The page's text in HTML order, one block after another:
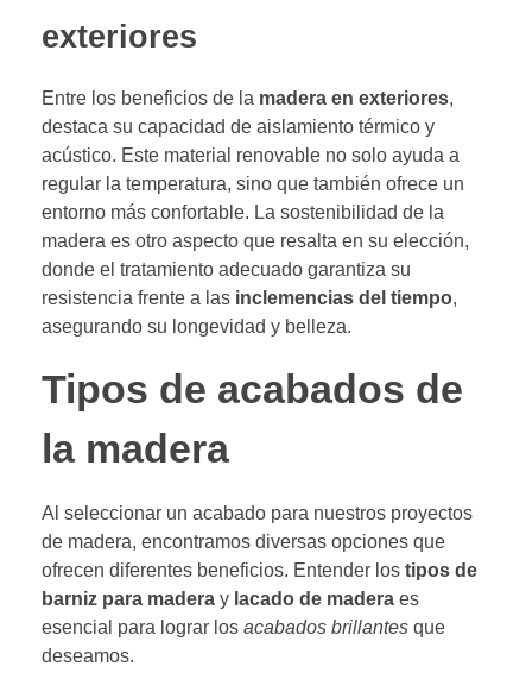
exteriores
Entre los beneficios de la madera en exteriores,
destaca su capacidad de aislamiento térmico y
acústico. Este material renovable no solo ayuda a
regular la temperatura, sino que también ofrece un
entorno más confortable. La sostenibilidad de la
madera es otro aspecto que resalta en su elección,
donde el tratamiento adecuado garantiza su
resistencia frente a las inclemencias del tiempo,
asegurando su longevidad y belleza.
Tipos de acabados de
la madera
Al seleccionar un acabado para nuestros proyectos
de madera, encontramos diversas opciones que
ofrecen diferentes beneficios. Entender los tipos de
barniz para madera y lacado de madera es
esencial para lograr los acabados brillantes que
deseamos.